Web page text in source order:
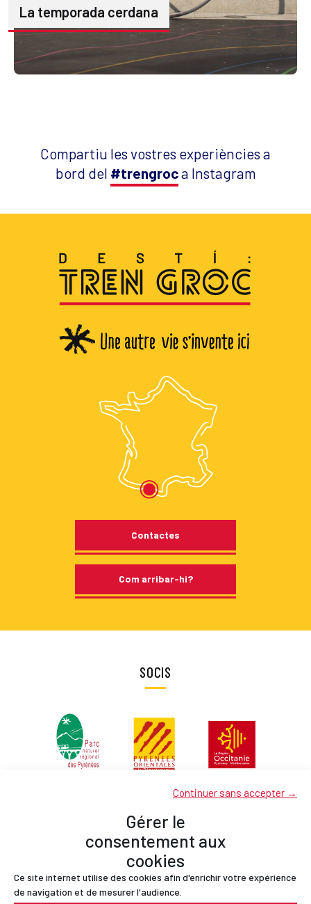
Gérer le
consentement aux
cookies
Ce site internet utilise des cookies afin d'enrichir votre expérience
de navigation et de mesurer l'audience.
Continuer sans accepter →
La temporada cerdana
Compartiu les vostres experiències a
bord del #trengroca Instagram
Contactes
Com arribar-hi?
SOCIS
Socis